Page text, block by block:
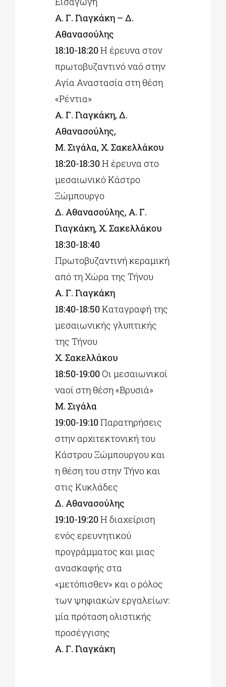
Α. Γ. Γιαγκάκη – Δ.
Αθανασούλης
18:10-18:20Η έρευνα στον
πρωτοβυζαντινό ναό στην
Αγία Αναστασία στη θέση
«Ρέντια»
Α. Γ. Γιαγκάκη, Δ.
Αθανασούλης,
Μ. Σιγάλα, Χ. Σακελλάκου
18:20-18:30Η έρευνα στο
μεσαιωνικό Κάστρο
Ξώμπουργο
Δ. Αθανασούλης, Α. Γ.
Γιαγκάκη, Χ. Σακελλάκου
18:30-18:40
Πρωτοβυζαντινή κεραμική
από τη Χώρα της Τήνου
Α. Γ. Γιαγκάκη
18:40-18:50Καταγραφή της
μεσαιωνικής γλυπτικής
της Τήνου
Χ. Σακελλάκου
18:50-19:00 Οι μεσαιωνικοί
ναοί στη θέση «Βρυσιά»
Μ. Σιγάλα
19:00-19:10Παρατηρήσεις
στην αρχιτεκτονική του
Κάστρου Ξώμπουργου και
η θέση του στην Τήνο και
στις Κυκλάδες
Δ. Αθανασούλης
19:10-19:20Η διαχείριση
ενός ερευνητικού
προγράμματος και μιας
ανασκαφής στα
«μετόπισθεν» και ο ρόλος
των ψηφιακών εργαλείων:
μία πρόταση ολιστικής
προσέγγισης
Α. Γ. Γιαγκάκη